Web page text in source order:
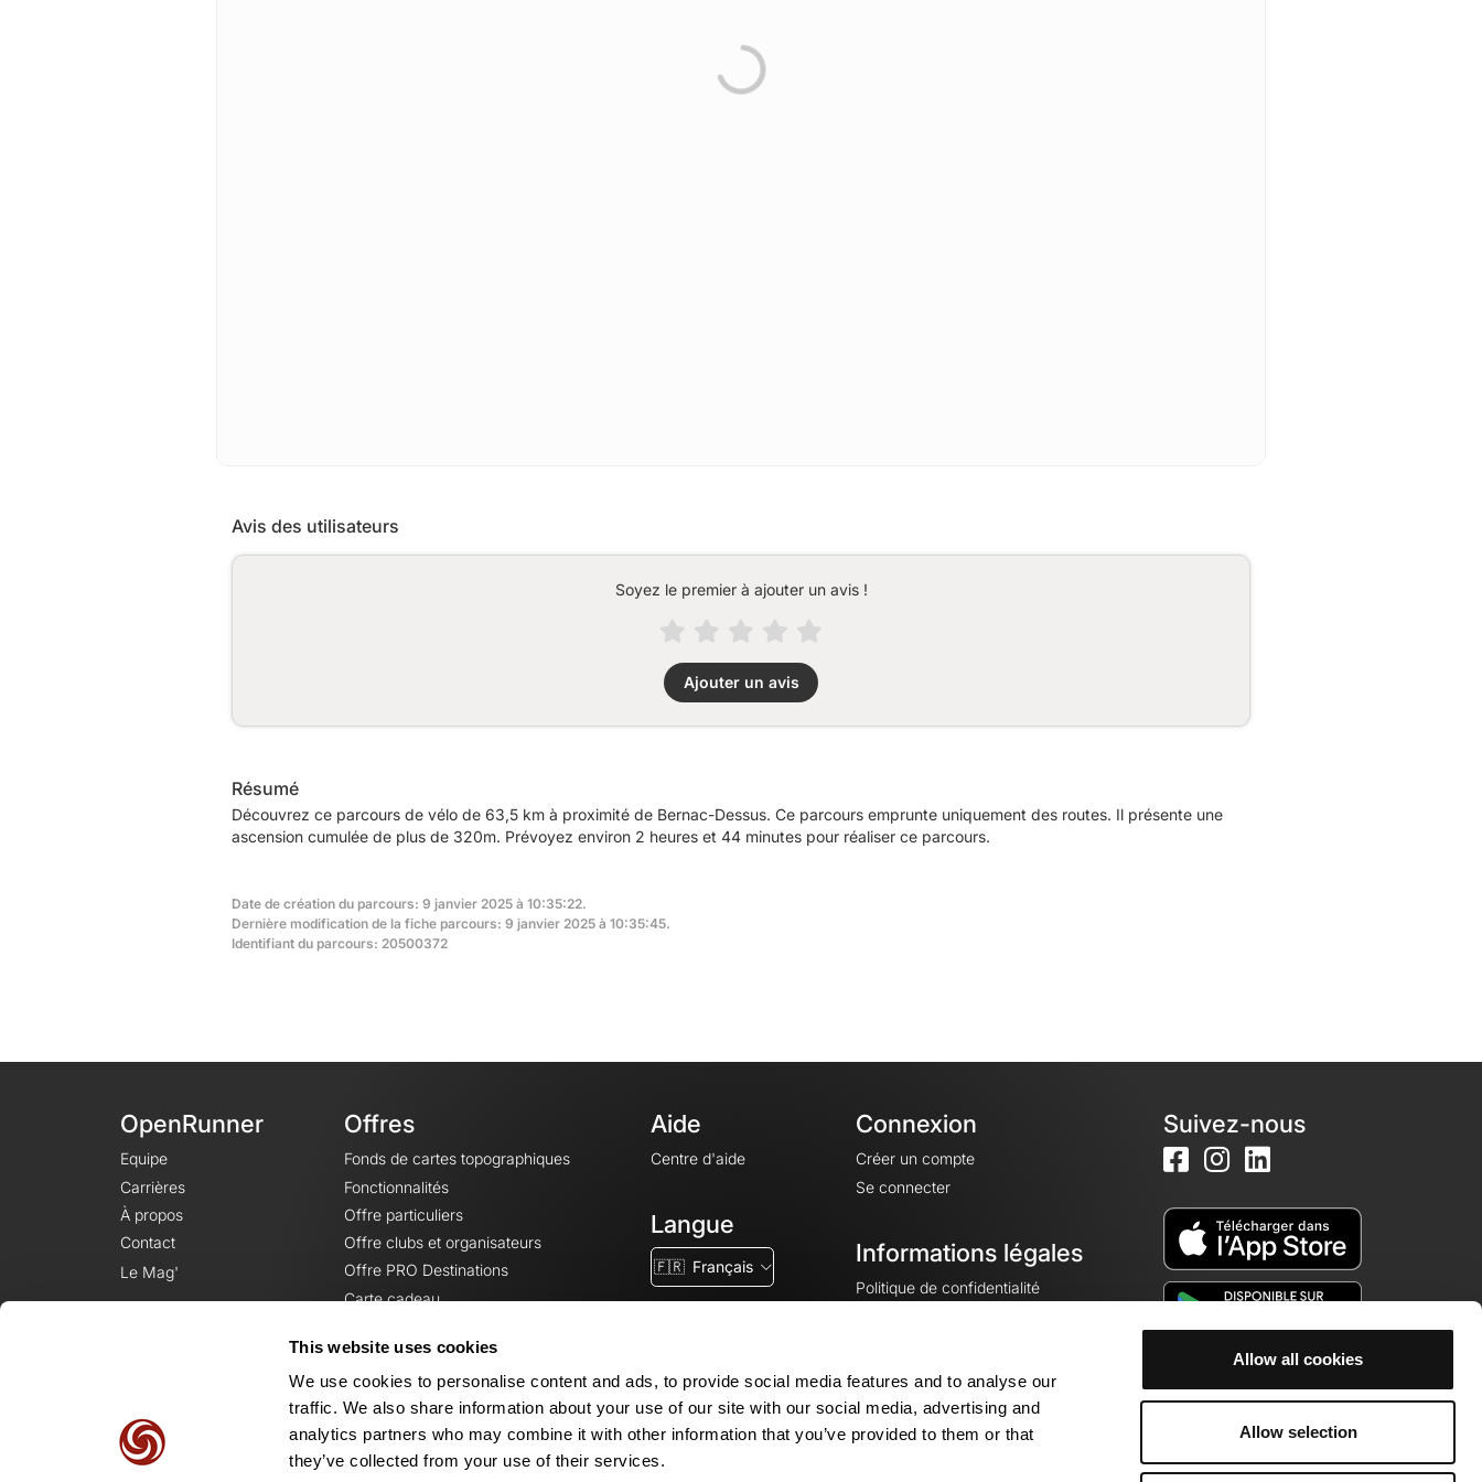
This website uses cookies
We use cookies to personalise content and ads, to provide social media features and to analyse our
traffic. We also share information about your use of our site with our social media, advertising and
analytics partners who may combine it with other information that you’ve provided to them or that
they’ve collected from your use of their services.
Allow all cookies
Allow selection
Avis des utilisateurs
Soyez le premier à ajouter un avis !
Ajouter un avis
Résumé
Découvrez ce parcours de vélo de 63,5 km à proximité de Bernac-Dessus. Ce parcours emprunte uniquement des routes. Il présente une
ascension cumulée de plus de 320m. Prévoyez environ 2 heures et 44 minutes pour réaliser ce parcours.
Date de création du parcours: 9 janvier 2025 à 10:35:22.
Dernière modification de la fiche parcours: 9 janvier 2025 à 10:35:45.
Identifiant du parcours: 20500372
OpenRunner
Equipe
Carrières
À propos
Contact
Le Mag'
Offres
Fonds de cartes topographiques
Fonctionnalités
Offre particuliers
Offre clubs et organisateurs
Offre PRO Destinations
Carte cadeau
Aide
Centre d'aide
Langue
🇫🇷 Français
Connexion
Créer un compte
Se connecter
Informations légales
Politique de confidentialité
Mentions légales
Paramètres des cookies
Suivez-nous